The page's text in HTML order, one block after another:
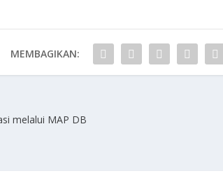
MEMBAGIKAN:
melalui MAP DB